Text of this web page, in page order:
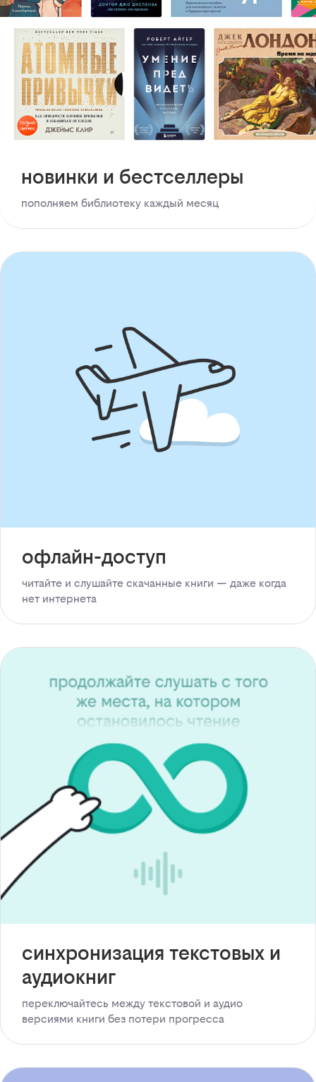
новинки и бестселлеры
пополняем библиотеку каждый месяц
офлайн-доступ
читайте и слушайте скачанные книги — даже когда
нет интернета
синхронизация текстовых и
аудиокниг
переключайтесь между текстовой и аудио
версиями книги без потери прогресса